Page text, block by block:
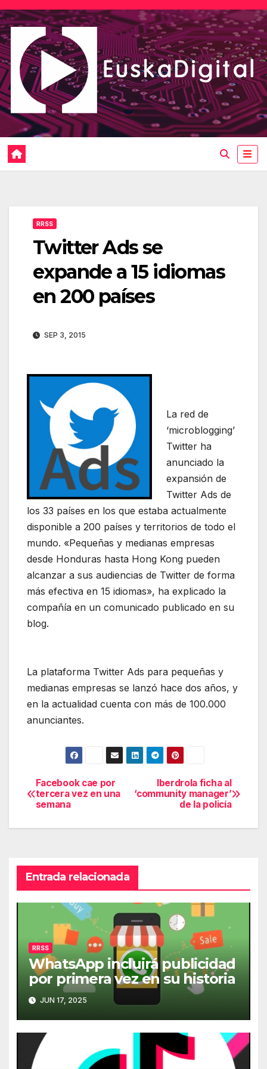
Saltar
al
contenido
RRSS
Twitter Ads se
expande a 15 idiomas
en 200 países
SEP 3, 2015
La red de
‘microblogging’
Twitter ha
anunciado la
expansión de
Twitter Ads de
los 33 países en los que estaba actualmente
disponible a 200 países y territorios de todo el
mundo. «Pequeñas y medianas empresas
desde Honduras hasta Hong Kong pueden
alcanzar a sus audiencias de Twitter de forma
más efectiva en 15 idiomas», ha explicado la
compañía en un comunicado publicado en su
blog.
La plataforma Twitter Ads para pequeñas y
medianas empresas se lanzó hace dos años, y
en la actualidad cuenta con más de 100.000
anunciantes.
Navegación
de
Iberdrola ficha al
‘community manager’
de la policía
Facebook cae por
tercera vez en una
semana
Entrada relacionada
RRSS
WhatsApp incluirá publicidad
por primera vez en su historia
JUN 17, 2025